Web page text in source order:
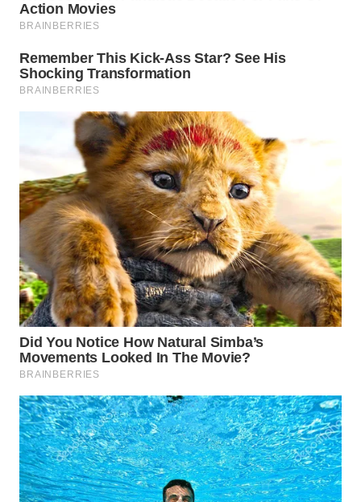
BINJAI
WN
INDRAMAYU
WN
KUNINGAN
WN
MAJALENGKA
SUBANG
WN
SUKABUMI
WN
PURWAKARTA